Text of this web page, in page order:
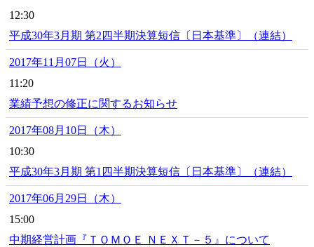
12:30
平成30年3月期 第2四半期決算短信〔日本基準〕（連結）
2017年11月07日（火）
11:20
業績予想の修正に関するお知らせ
2017年08月10日（木）
10:30
平成30年3月期 第1四半期決算短信〔日本基準〕（連結）
2017年06月29日（木）
15:00
中期経営計画『ＴＯＭＯＥ ＮＥＸＴ－５』について